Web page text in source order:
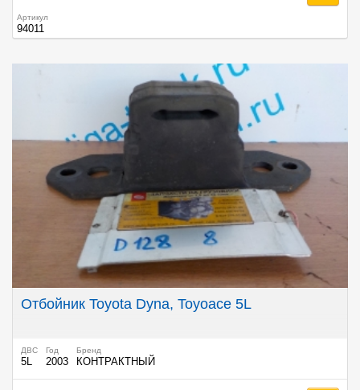
Артикул
94011
Отбойник Toyota Dyna, Toyoace 5L
ДВС
5L
Год
2003
Бренд
КОНТРАКТНЫЙ